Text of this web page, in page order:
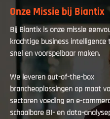
Onze Missie bij Biantix
Bij Biantix is onze missie
krachtige business intelligence
snel en voorspelbaar maken.
We leveren out-of-the-box
brancheoplossingen op maat
sectoren voeding en e-
schaalbare BI- en data-